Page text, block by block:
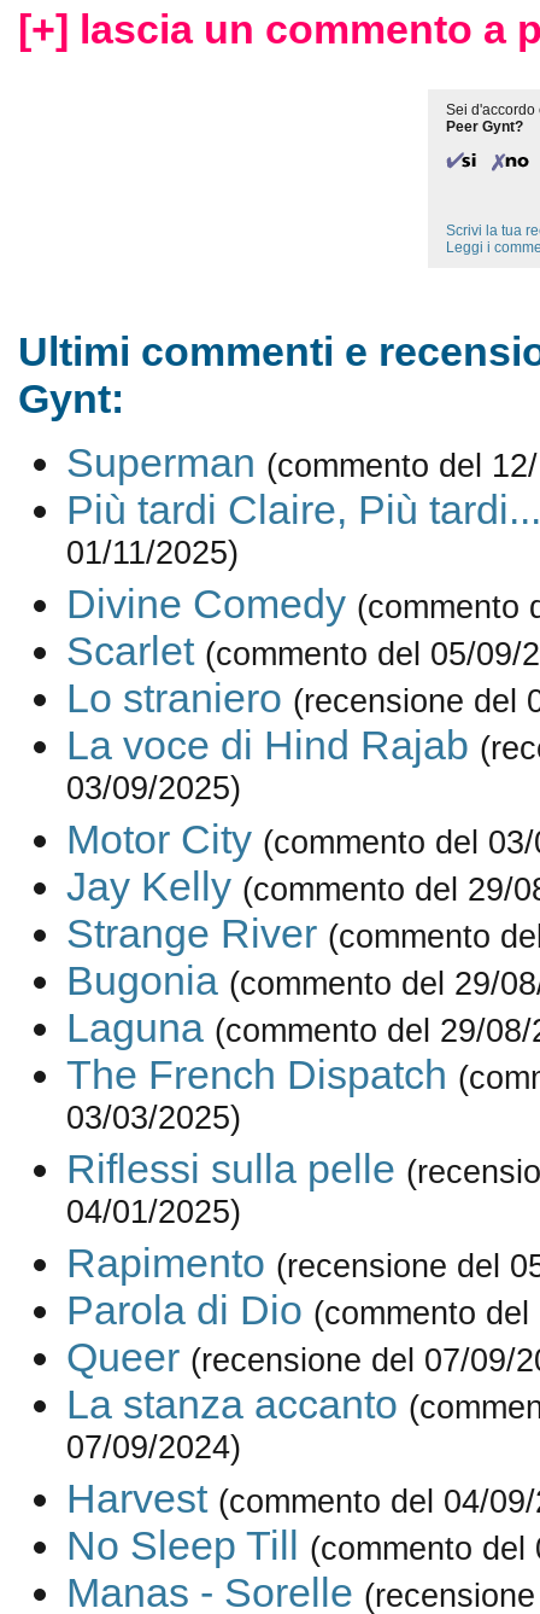
[+] lascia un commento a
Sei d'accordo
Peer Gynt?
Scrivi la tua
Leggi i
Ultimi commenti e
Gynt:
Superman (commento del
Più tardi Claire, Più tardi...
01/11/2025)
Divine Comedy (commento
Scarlet (commento del 05/09/
Lo straniero (recensione del
La voce di Hind Rajab
03/09/2025)
Motor City (commento del
Jay Kelly (commento del 29/
Strange River (commento
Bugonia (commento del 29/
Laguna (commento del 29/08/
The French Dispatch
03/03/2025)
Riflessi sulla pelle
04/01/2025)
Rapimento (recensione del
Parola di Dio (commento
Queer (recensione del 07/09/
La stanza accanto
07/09/2024)
Harvest (commento del 04/
No Sleep Till (commento del
Manas - Sorelle